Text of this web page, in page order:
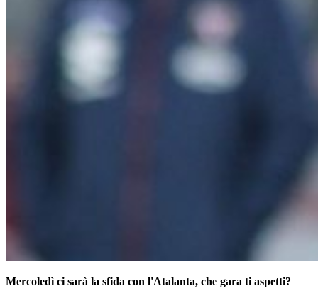
Mercoledì ci sarà la sfida con l'Atalanta, che gara ti aspetti?